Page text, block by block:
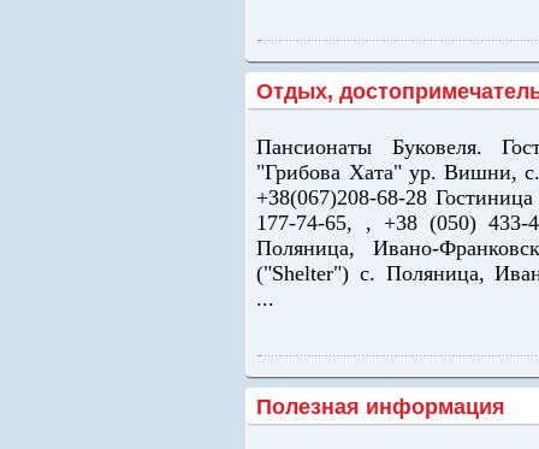
Отдых,
Пансионаты Буковеля.
"Грибова Хата" ур. Вишни,
+38(067)208-68-28
177-74-65, , +38 (050) 433-
Поляница, Ивано-
("Shelter") с. Поляница,
...
Полезная информация